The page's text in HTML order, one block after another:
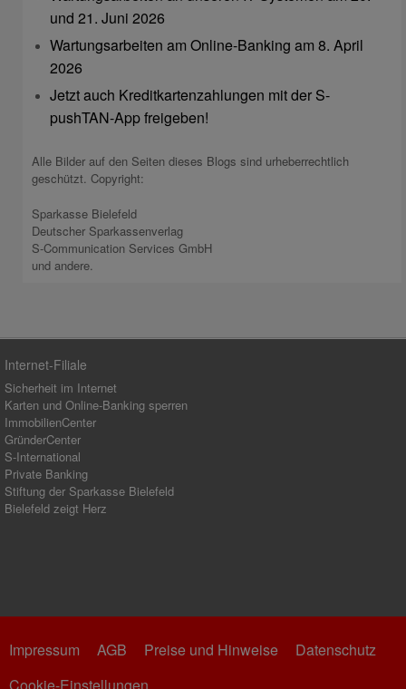
und 21. Juni 2026
Wartungsarbeiten am Online-Banking am 8. April
2026
Jetzt auch Kreditkartenzahlungen mit der S-
pushTAN-App freigeben!
Alle Bilder auf den Seiten dieses Blogs sind urheberrechtlich
geschützt. Copyright:
Sparkasse Bielefeld
Deutscher Sparkassenverlag
S-Communication Services GmbH
und andere.
Internet-Filiale
Sicherheit im Internet
Karten und Online-Banking sperren
ImmobilienCenter
GründerCenter
S-International
Private Banking
Stiftung der Sparkasse Bielefeld
Bielefeld zeigt Herz
Impressum AGB Preise und Hinweise
Datenschutz
Cookie-Einstellungen